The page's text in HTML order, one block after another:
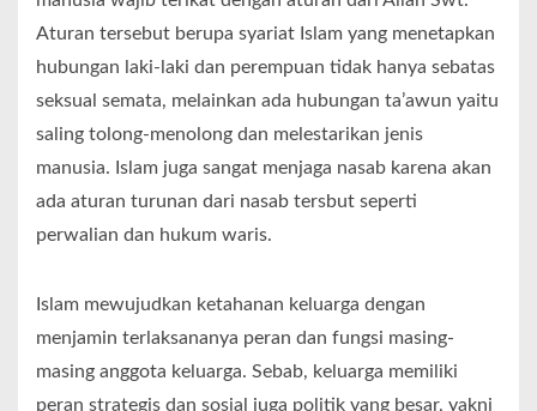
Aturan tersebut berupa syariat Islam yang menetapkan
hubungan laki-laki dan perempuan tidak hanya sebatas
seksual semata, melainkan ada hubungan ta’awun yaitu
saling tolong-menolong dan melestarikan jenis
manusia. Islam juga sangat menjaga nasab karena akan
ada aturan turunan dari nasab tersbut seperti
perwalian dan hukum waris.
Islam mewujudkan ketahanan keluarga dengan
menjamin terlaksananya peran dan fungsi masing-
masing anggota keluarga. Sebab, keluarga memiliki
peran strategis dan sosial juga politik yang besar, yakni